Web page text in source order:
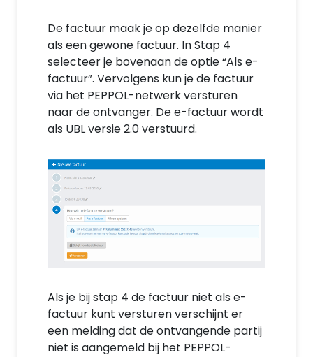
De factuur maak je op dezelfde manier
als een gewone factuur. In Stap 4
selecteer je bovenaan de optie “Als e-
factuur”. Vervolgens kun je de factuur
via het PEPPOL-netwerk versturen
naar de ontvanger. De e-factuur wordt
als UBL versie 2.0 verstuurd.
Als je bij stap 4 de factuur niet als e-
factuur kunt versturen verschijnt er
een melding dat de ontvangende partij
niet is aangemeld bij het PEPPOL-